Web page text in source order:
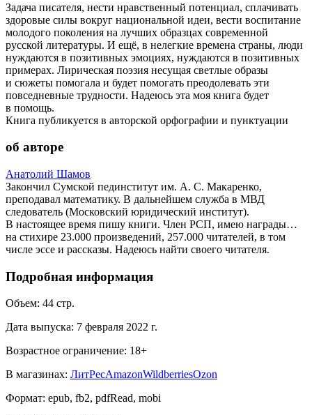
Задача писателя, нести нравственный потенциал, сплачивать
здоровые силы вокруг национальной идеи, вести воспитание
молодого поколения на лучших образцах современной
русской литературы. И ещё, в нелегкие времена страны, люди
нуждаются в позитивных эмоциях, нуждаются в позитивных
примерах. Лирическая поэзия несущая светлые образы
и сюжеты помогала и будет помогать преодолевать эти
повседневные трудности. Надеюсь эта моя книга будет
в помощь.
Книга публикуется в авторской орфографии и пунктуации
об авторе
Анатолий Шамов
Закончил Сумской пединститут им. А. С. Макаренко,
преподавал математику. В дальнейшем служба в МВД
следователь (Московский юридический институт).
В настоящее время пишу книги. Член РСП, имею награды…
на стихире 23.000 произведений, 257.000 читателей, в том
числе эссе и рассказы. Надеюсь найти своего читателя.
Подробная информация
Объем: 44 стр.
Дата выпуска: 7 февраля 2022 г.
Возрастное ограничение: 18+
В магазинах: ЛитРесAmazonWildberriesOzon
Формат: epub, fb2, pdfRead, mobi